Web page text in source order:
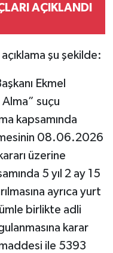
AÇIKLANDI
açıklama şu şekilde:
Ekmel
suçu
kapsamında
08.06.2026
üzerine
5 yıl 2 ay 15
ayrıca yurt
birlikte adli
karar
ile 5393